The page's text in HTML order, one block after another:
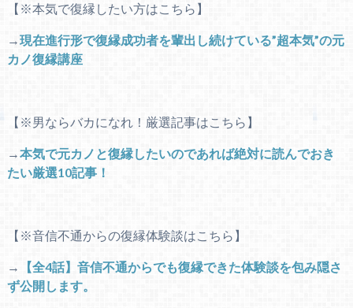
【※本気で復縁したい方はこちら】
→現在進行形で復縁成功者を輩出し続けている”超本気”の元
カノ復縁講座
【※男ならバカになれ！厳選記事はこちら】
→本気で元カノと復縁したいのであれば絶対に読んでおき
たい厳選10記事！
【※音信不通からの復縁体験談はこちら】
→
【全4話】音信不通からでも復縁できた体験談を包み隠さ
ず公開します。